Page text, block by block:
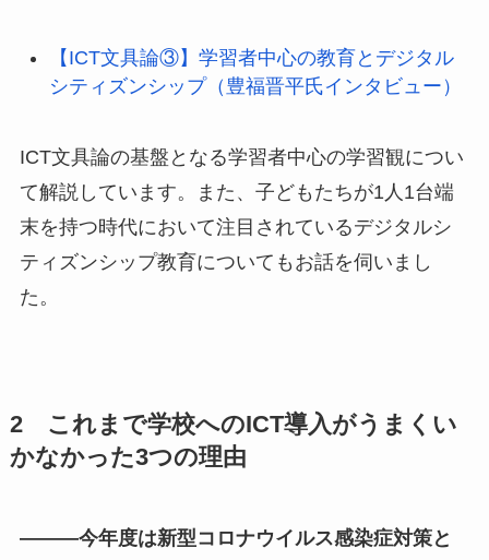
【ICT文具論③】学習者中心の教育とデジタル
シティズンシップ（豊福晋平氏インタビュー）
ICT文具論の基盤となる学習者中心の学習観につい
て解説しています。また、子どもたちが1人1台端
末を持つ時代において注目されているデジタルシ
ティズンシップ教育についてもお話を伺いまし
た。
2 これまで学校へのICT導入がうまくい
かなかった3つの理由
———今年度は新型コロナウイルス感染症対策と